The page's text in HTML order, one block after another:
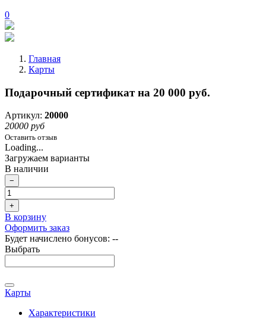
0
Главная
Карты
Подарочный сертификат на 20 000 руб.
Артикул: 20000
20000 руб
Оставить отзыв
Loading...
Загружаем варианты
В наличии
−
+
В корзину
Оформить заказ
Будет начислено бонусов: --
Выбрать
Карты
Характеристики